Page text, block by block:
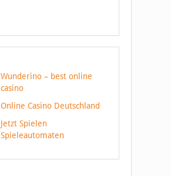
Wunderino – best online
casino
Online Casino Deutschland
Jetzt Spielen
Spieleautomaten